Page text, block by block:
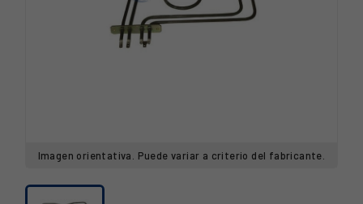
Imagen orientativa. Puede variar a criterio del fabricante.